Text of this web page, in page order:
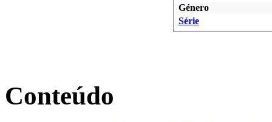
Género
Série
Conteúdo